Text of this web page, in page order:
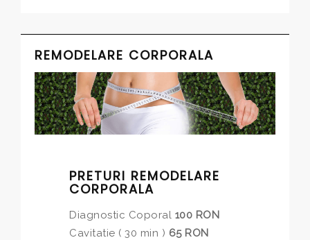
REMODELARE CORPORALA
PRETURI REMODELARE
CORPORALA
Diagnostic Coporal 100 RON
Cavitatie ( 30 min ) 65 RON